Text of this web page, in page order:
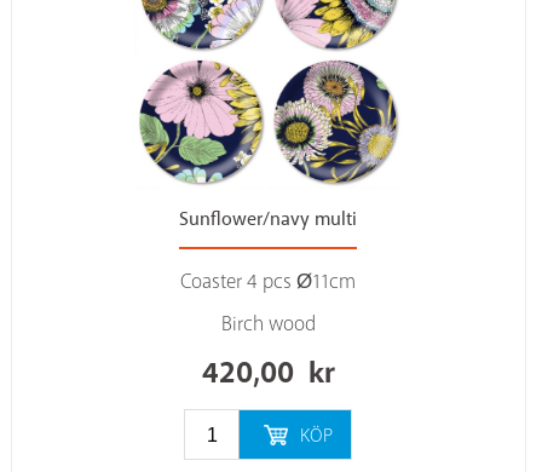
Sunflower/navy multi
Coaster 4 pcs Ø11cm
Birch wood
420,00 kr
KÖP